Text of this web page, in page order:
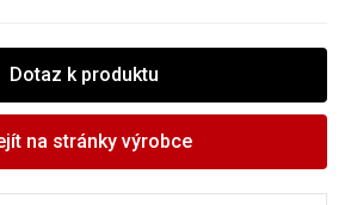
Dotaz k produktu
na stránky výrobce